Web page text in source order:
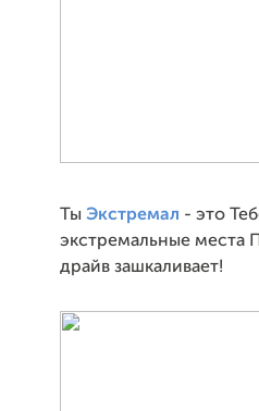
Ты Экстремал - это
экстремальные места
драйв зашкаливает!